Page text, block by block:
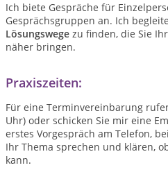
Ich biete Gespräche für
Gesprächsgruppen an. Ich
Lösungswege zu finden, die Sie
näher bringen.
Praxiszeiten:
Für eine Terminvereinbarung
Uhr) oder schicken Sie mir eine
erstes Vorgespräch am Telefon,
Ihr Thema sprechen und klären,
kann.